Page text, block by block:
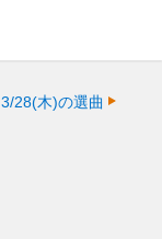
3/28(木)の選曲